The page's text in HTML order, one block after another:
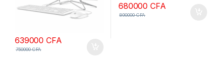
639000CFA
750000CFA
680000CFA
890000CFA